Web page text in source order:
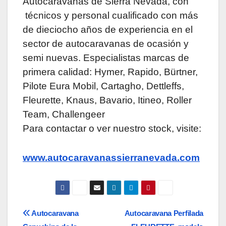
técnicos y personal cualificado con más
de dieciocho años de experiencia en el
sector de autocaravanas de ocasión y
semi nuevas. Especialistas marcas de
primera calidad: Hymer, Rapido, Bürtner,
Pilote Eura Mobil, Cartagho, Dettleffs,
Fleurette, Knaus, Bavario, Itineo, Roller
Team, Challengeer
Para contactar o ver nuestro stock, visite:
www.autocaravanassierranevada.com
Navegación
Autocaravana Perfilada
Autocaravana